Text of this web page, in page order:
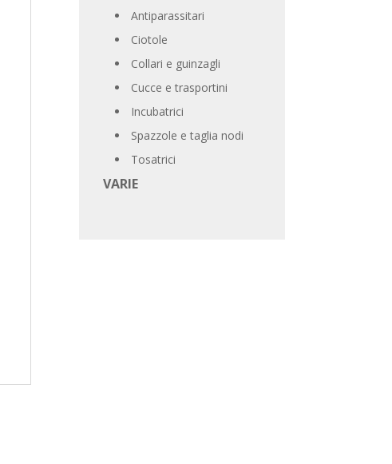
Antiparassitari
Ciotole
Collari e guinzagli
Cucce e trasportini
Incubatrici
Spazzole e taglia nodi
Tosatrici
VARIE